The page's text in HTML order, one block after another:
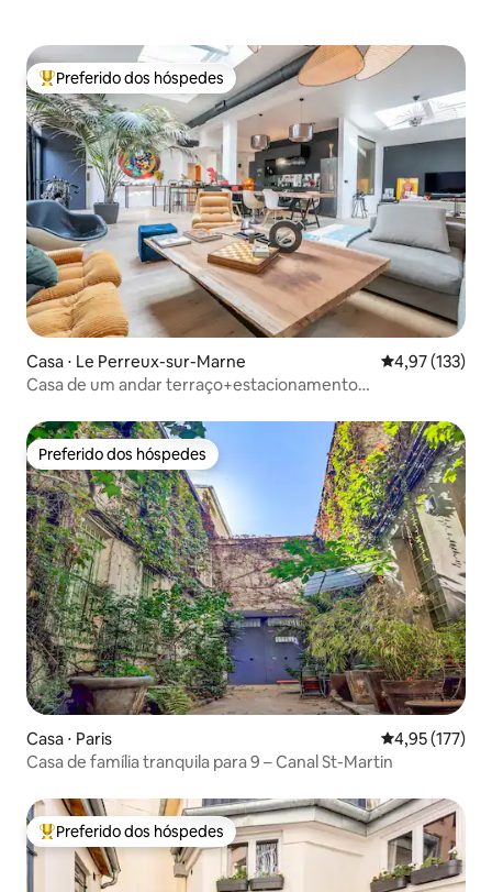
Entre os melhores preferidos dos hóspedes
Preferido dos hóspedes
Casa ⋅ Le Perreux-sur-Marne 4,97 de uma
4,97 (133)
Casa de um andar terraço+estacionamento
Preferido dos hóspedes
Preferido dos hóspedes
Casa ⋅ Paris 4,95 de uma
4,95 (177)
Casa de família tranquila para 9 – Canal St-Martin
Entre os melhores preferidos dos hóspedes
Preferido dos hóspedes